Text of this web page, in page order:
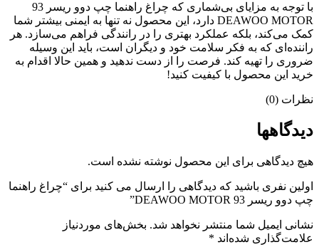
با توجه به مزایای بی‌شماری که چراغ راهنما چپ دوو ریسر 93
DEAWOO MOTOR دارد، این محصول نه تنها به ایمنی بیشتر شما
کمک می‌کند، بلکه عملکرد بهتری را در رانندگی فراهم می‌سازد. هر
راننده‌ای که به فکر سلامت خود و دیگران است، باید این وسیله
ضروری را تهیه کند. فرصت را از دست ندهید و همین حالا اقدام به
خرید این محصول با کیفیت کنید!
نظرات (0)
دیدگاهها
هیچ دیدگاهی برای این محصول نوشته نشده است.
اولین نفری باشید که دیدگاهی را ارسال می کنید برای “چراغ راهنما
چپ دوو ریسر 93 DEAWOO MOTOR”
نشانی ایمیل شما منتشر نخواهد شد. بخش‌های موردنیاز
علامت‌گذاری شده‌اند *